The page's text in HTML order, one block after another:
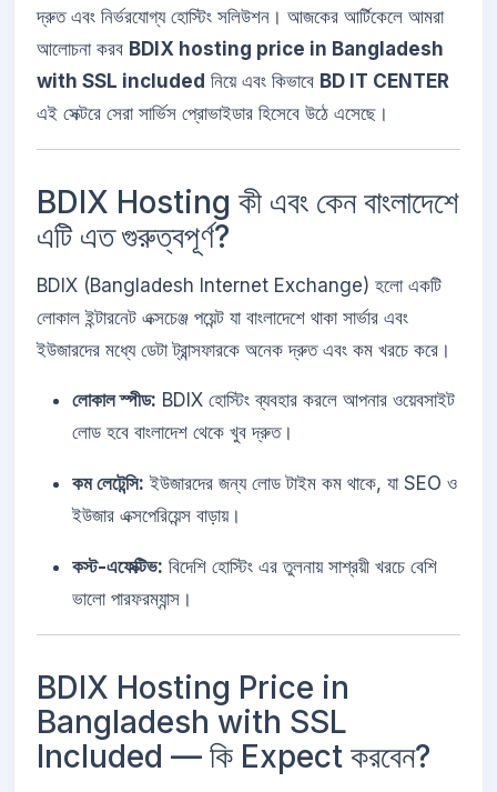
দ্রুত এবং নির্ভরযোগ্য হোস্টিং সলিউশন। আজকের আর্টিকেলে আমরা
আলোচনা করব BDIX hosting price in Bangladesh
with SSL included নিয়ে এবং কিভাবে BD IT CENTER
এই সেক্টরে সেরা সার্ভিস প্রোভাইডার হিসেবে উঠে এসেছে।
BDIX Hosting কী এবং কেন বাংলাদেশে
এটি এত গুরুত্বপূর্ণ?
BDIX (Bangladesh Internet Exchange) হলো একটি
লোকাল ইন্টারনেট এক্সচেঞ্জ পয়েন্ট যা বাংলাদেশে থাকা সার্ভার এবং
ইউজারদের মধ্যে ডেটা ট্রান্সফারকে অনেক দ্রুত এবং কম খরচে করে।
লোকাল স্পীড: BDIX হোস্টিং ব্যবহার করলে আপনার ওয়েবসাইট
লোড হবে বাংলাদেশ থেকে খুব দ্রুত।
কম লেটেন্সি: ইউজারদের জন্য লোড টাইম কম থাকে, যা SEO ও
ইউজার এক্সপেরিয়েন্স বাড়ায়।
কস্ট-এফেক্টিভ: বিদেশি হোস্টিং এর তুলনায় সাশ্রয়ী খরচে বেশি
ভালো পারফরম্যান্স।
BDIX Hosting Price in
Bangladesh with SSL
Included — কি Expect করবেন?